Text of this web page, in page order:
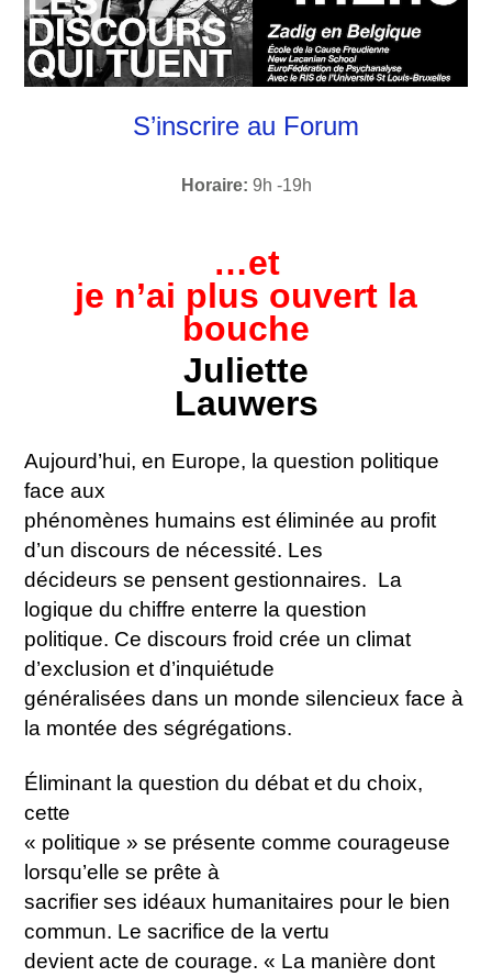
S’inscrire au Forum
Horaire: 9h -19h
…et
je n’ai plus ouvert la
bouche
Juliette
Lauwers
Aujourd’hui, en Europe, la question politique
face aux
phénomènes humains est éliminée au profit
d’un discours de nécessité. Les
décideurs se pensent gestionnaires. La
logique du chiffre enterre la question
politique. Ce discours froid crée un climat
d’exclusion et d’inquiétude
généralisées dans un monde silencieux face à
la montée des ségrégations.
Éliminant la question du débat et du choix,
cette
« politique » se présente comme courageuse
lorsqu’elle se prête à
sacrifier ses idéaux humanitaires pour le bien
commun. Le sacrifice de la vertu
devient acte de courage. « La manière dont